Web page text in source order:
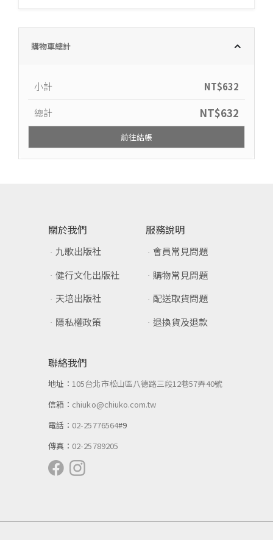
購物車總計
小計 NT$632
總計 NT$632
前往結帳
關於我們
九歌出版社
健行文化出版社
天培出版社
隱私權政策
服務說明
會員常見問題
購物常見問題
配送取貨問題
退換貨及退款
聯絡我們
地址：105台北市松山區八德路三段12巷57弄40號
信箱： chiuko@chiuko.com.tw
電話： 02-25776564#9
傳真： 02-25789205